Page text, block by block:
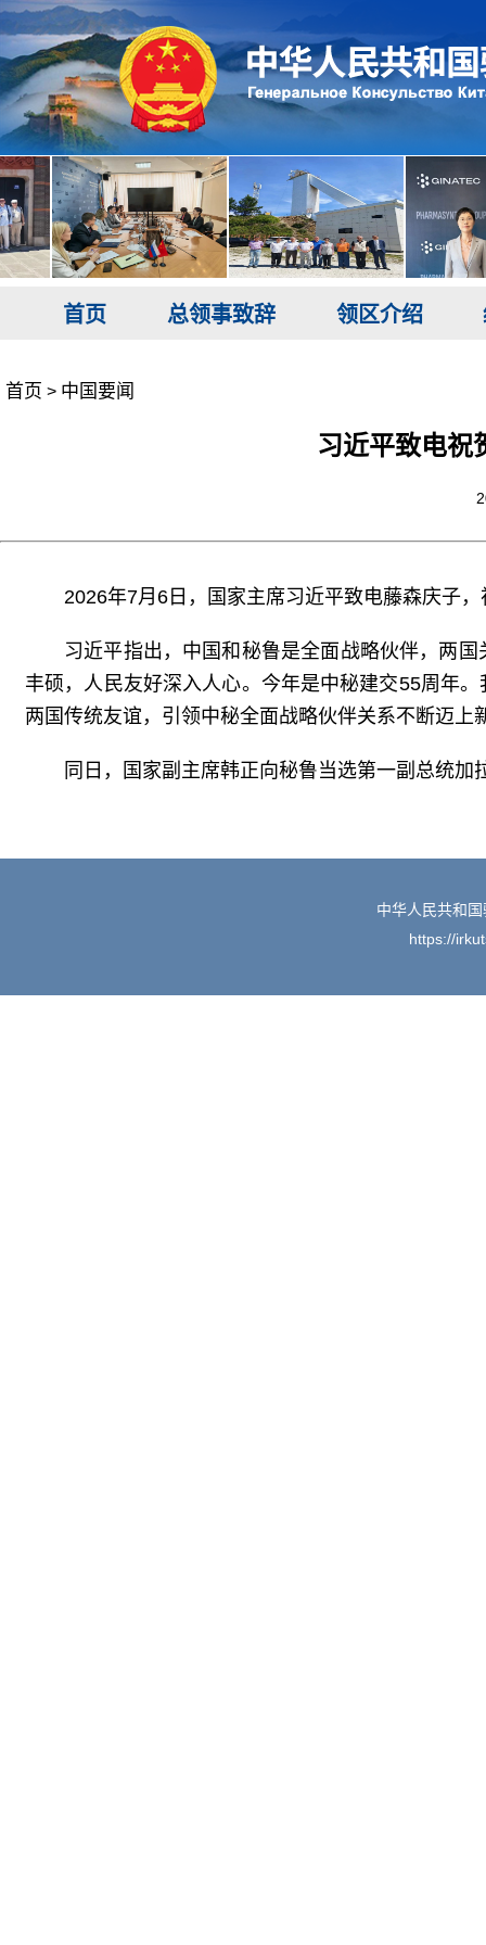
首页 总领事致辞 领区介绍
首页 > 中国要闻
习近平致电祝
2026年7月6日，国家主席习近平致电藤森庆子
习近平指出，中国和秘鲁是全面战略伙伴，两
丰硕，人民友好深入人心。今年是中秘建交55周年
两国传统友谊，引领中秘全面战略伙伴关系不断迈上
同日，国家副主席韩正向秘鲁当选第一副总统加
中华人民共和
https://